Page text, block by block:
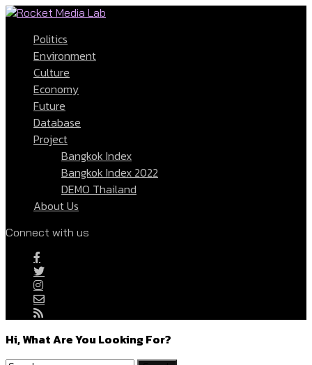
Politics
Environment
Culture
Economy
Future
Database
Project
Bangkok Index
Bangkok Index 2022
DEMO Thailand
About Us
Connect with us
Hi, What Are You Looking For?